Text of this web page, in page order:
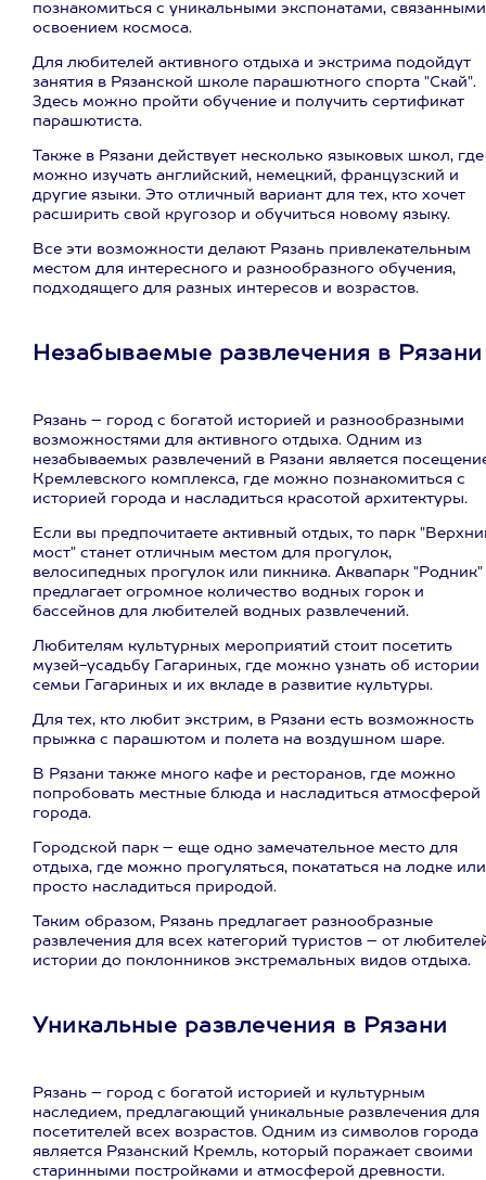
познакомиться с уникальными экспонатами,
освоением космоса.
Для любителей активного отдыха и экстрима подойдут
занятия в Рязанской школе парашютного спорта "Скай".
Здесь можно пройти обучение и получить сертификат
парашютиста.
Также в Рязани действует несколько языковых школ, где
можно изучать английский, немецкий, французский и
другие языки. Это отличный вариант для тех, кто хочет
расширить свой кругозор и обучиться новому языку.
Все эти возможности делают Рязань привлекательным
местом для интересного и разнообразного обучения,
подходящего для разных интересов и возрастов.
Незабываемые развлечения в Рязани
Рязань – город с богатой историей и разнообразными
возможностями для активного отдыха. Одним из
незабываемых развлечений в Рязани является
Кремлевского комплекса, где можно познакомиться с
историей города и насладиться красотой архитектуры.
Если вы предпочитаете активный отдых, то парк
мост" станет отличным местом для прогулок,
велосипедных прогулок или пикника. Аквапарк "Родник"
предлагает огромное количество водных горок и
бассейнов для любителей водных развлечений.
Любителям культурных мероприятий стоит посетить
музей-усадьбу Гагариных, где можно узнать об истории
семьи Гагариных и их вкладе в развитие культуры.
Для тех, кто любит экстрим, в Рязани есть возможность
прыжка с парашютом и полета на воздушном шаре.
В Рязани также много кафе и ресторанов, где можно
попробовать местные блюда и насладиться атмосферой
города.
Городской парк – еще одно замечательное место для
отдыха, где можно прогуляться, покататься на лодке или
просто насладиться природой.
Таким образом, Рязань предлагает разнообразные
развлечения для всех категорий туристов – от
истории до поклонников экстремальных видов отдыха.
Уникальные развлечения в Рязани
Рязань – город с богатой историей и культурным
наследием, предлагающий уникальные развлечения для
посетителей всех возрастов. Одним из символов города
является Рязанский Кремль, который поражает своими
старинными постройками и атмосферой древности.